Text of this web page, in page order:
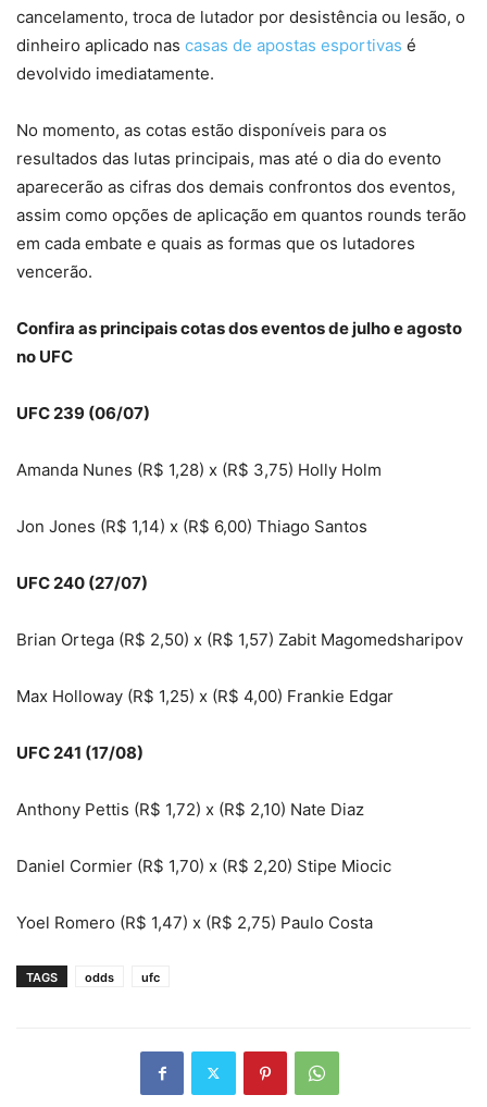
cancelamento, troca de lutador por desistência ou lesão, o
dinheiro aplicado nas casas de apostas esportivas é
devolvido imediatamente.
No momento, as cotas estão disponíveis para os
resultados das lutas principais, mas até o dia do evento
aparecerão as cifras dos demais confrontos dos eventos,
assim como opções de aplicação em quantos rounds terão
em cada embate e quais as formas que os lutadores
vencerão.
Confira as principais cotas dos eventos de julho e agosto
no UFC
UFC 239 (06/07)
Amanda Nunes (R$ 1,28) x (R$ 3,75) Holly Holm
Jon Jones (R$ 1,14) x (R$ 6,00) Thiago Santos
UFC 240 (27/07)
Brian Ortega (R$ 2,50) x (R$ 1,57) Zabit Magomedsharipov
Max Holloway (R$ 1,25) x (R$ 4,00) Frankie Edgar
UFC 241 (17/08)
Anthony Pettis (R$ 1,72) x (R$ 2,10) Nate Diaz
Daniel Cormier (R$ 1,70) x (R$ 2,20) Stipe Miocic
Yoel Romero (R$ 1,47) x (R$ 2,75) Paulo Costa
TAGS odds ufc